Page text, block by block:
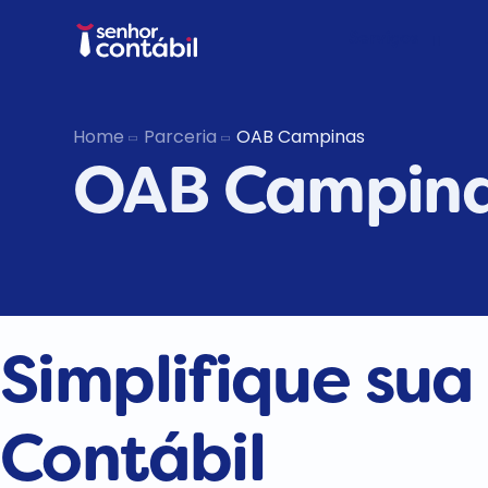
Trocar de
Home Parceria OAB Campinas
OAB
Simplifique
Contábil